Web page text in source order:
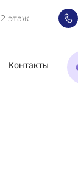
этаж
Контакты